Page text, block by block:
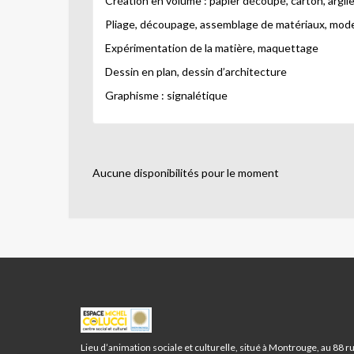
Pliage, découpage, assemblage de matériaux,
Expérimentation de la matière, maquettage
Dessin en plan, dessin d’architecture
Graphisme : signalétique
Aucune disponibilités pour le moment
ESPACE
MICHEL
COLUCCI
Lieu d’animation sociale et culturelle, situé à Montrouge, au 88